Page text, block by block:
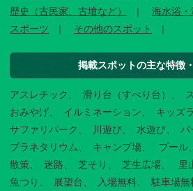
歴史（古民家、古墳など）
海水浴・
スポーツ
その他のスポット
掲載スポットの主な特徴
アスレチック 滑り台（すべり台）
おみやげ
イルミネーション キッズ
サファリパーク
川遊び 水遊び
バ
プラネタリウム
キャンプ場 プール
散策
迷路 芝そり 芝生広場 里
魚つり
展望台 入場無料 駐車場無